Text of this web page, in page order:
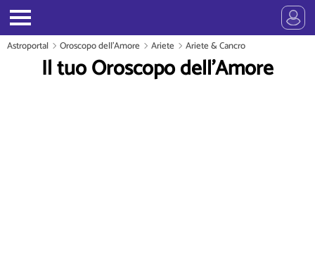
Astroportal Oroscopo dell'Amore Ariete Ariete & Cancro
Il tuo Oroscopo dell'Amore